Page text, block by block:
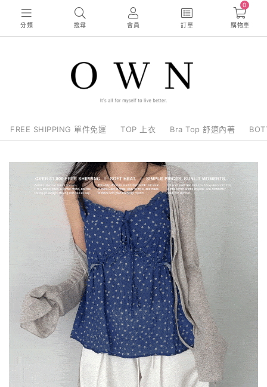
分類 搜尋 會員 訂單
0
購物車
FREE SHIPPING 單件免運 TOP 上衣 Bra Top 舒適內著